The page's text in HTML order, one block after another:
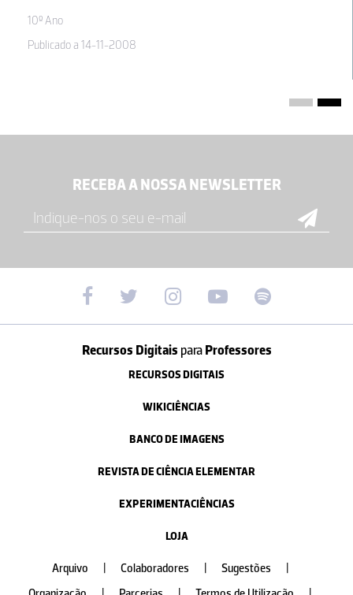
10º Ano
Publicado a 14-11-2008
RECEBA A NOSSA NEWSLETTER
Recursos Digitais paraProfessores
RECURSOS DIGITAIS
WIKICIÊNCIAS
BANCO DE IMAGENS
REVISTA DE CIÊNCIA ELEMENTAR
EXPERIMENTACIÊNCIAS
LOJA
Arquivo Colaboradores Sugestões